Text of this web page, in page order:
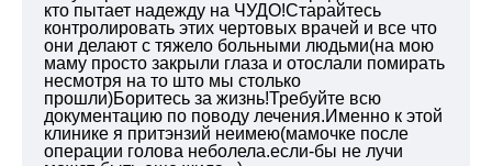
кто пытает надежду на ЧУДО!Старайтесь
контролировать этих чертовых врачей и все что
они делают с тяжело больными людьми(на мою
маму просто закрыли глаза и отослали помирать
несмотря на то што мы столько
прошли)Боритесь за жизнь!Требуйте всю
документацию по поводу лечения.Именно к этой
клинике я притэнзий неимею(мамочке после
операции голова неболела.если-бы не лучи